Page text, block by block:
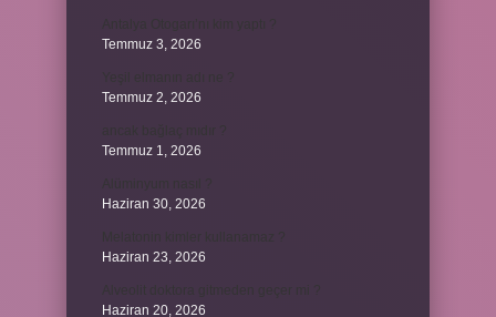
Temmuz 3, 2026
Temmuz 2, 2026
Temmuz 1, 2026
Haziran 30, 2026
Haziran 23, 2026
Haziran 20, 2026